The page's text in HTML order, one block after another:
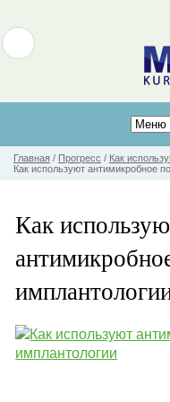
Главная / Прогресс / Как
Как используют антимикробное
Как